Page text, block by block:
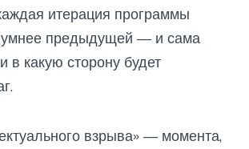
итерация программы
умнее предыдущей — и сама
в какую сторону будет
взрыва» — момента,